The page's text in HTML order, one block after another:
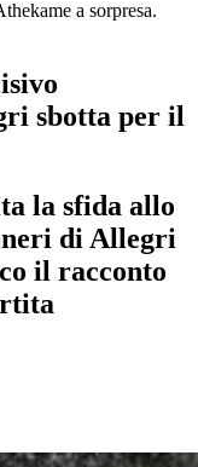
a sorpresa.
sbotta per il
la sfida allo
di Allegri
il racconto